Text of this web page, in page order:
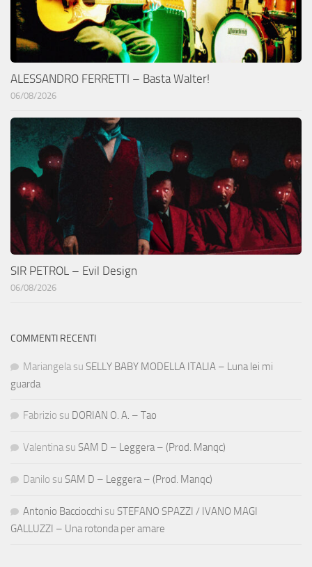
ALESSANDRO FERRETTI – Basta Walter!
06/08/2026
SIR PETROL – Evil Design
06/08/2026
COMMENTI RECENTI
Mariangela su SELLY BABY MODELLA ITALIA – Luna lei mi
guarda
Fabrizio su DORIAN O. A. – Tao
Valentina su SAM D – Leggera – (Prod. Manqc)
Danilo su SAM D – Leggera – (Prod. Manqc)
Antonio Bacciocchi su STEFANO SPAZZI / IVANO MAGI
GALLUZZI – Una rotonda per amare